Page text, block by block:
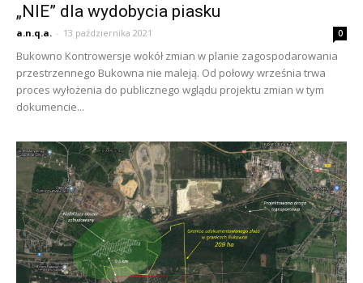
„NIE” dla wydobycia piasku
a.n.q.a. - 13 października 2021 0
Bukowno Kontrowersje wokół zmian w planie zagospodarowania
przestrzennego Bukowna nie maleją. Od połowy września trwa
proces wyłożenia do publicznego wglądu projektu zmian w tym
dokumencie...